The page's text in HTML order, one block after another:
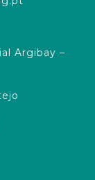
Argibay –